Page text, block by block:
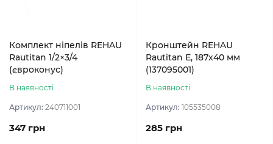
Комплект ніпелів REHAU
Rautitan 1/2×3/4
(євроконус)
В наявності
Артикул: 240711001
347 грн
Кронштейн REHAU
Rautitan Е, 187х40 мм
(137095001)
В наявності
Артикул: 105535008
285 грн